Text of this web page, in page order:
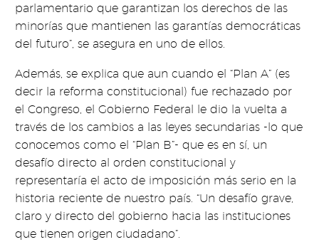
parlamentario que garantizan los derechos de las
minorías que mantienen las garantías democráticas
del futuro”, se asegura en uno de ellos.
Además, se explica que aun cuando el “Plan A” (es
decir la reforma constitucional) fue rechazado por
el Congreso, el Gobierno Federal le dio la vuelta a
través de los cambios a las leyes secundarias -lo que
conocemos como el “Plan B”- que es en sí, un
desafío directo al orden constitucional y
representaría el acto de imposición más serio en la
historia reciente de nuestro país. “Un desafío grave,
claro y directo del gobierno hacia las instituciones
que tienen origen ciudadano”.